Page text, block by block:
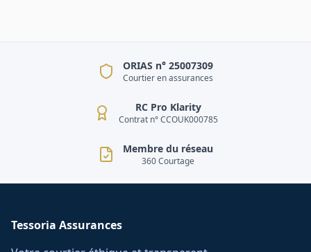
ORIAS n° 25007309
Courtier en assurances
RC Pro Klarity
Contrat n° CCOUK000785
Membre du réseau
360 Courtage
Tessoria Assurances